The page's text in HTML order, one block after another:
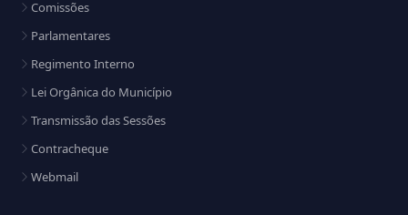
Comissões
Parlamentares
Regimento Interno
Lei Orgânica do Município
Transmissão das Sessões
Contracheque
Webmail